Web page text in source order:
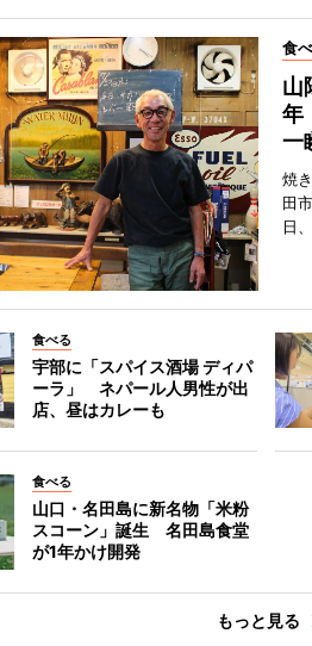
食
山
年
一
焼
田
日
食べる
宇部に「スパイス酒場 ディパ
ーラ」 ネパール人男性が出
店、昼はカレーも
食べる
山口・名田島に新名物「米粉
スコーン」誕生 名田島食堂
が1年かけ開発
もっと見る